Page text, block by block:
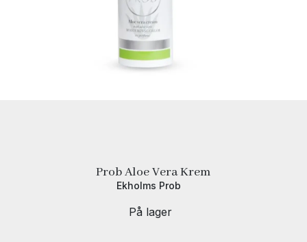
Prob Aloe Vera Krem
Ekholms Prob
På lager